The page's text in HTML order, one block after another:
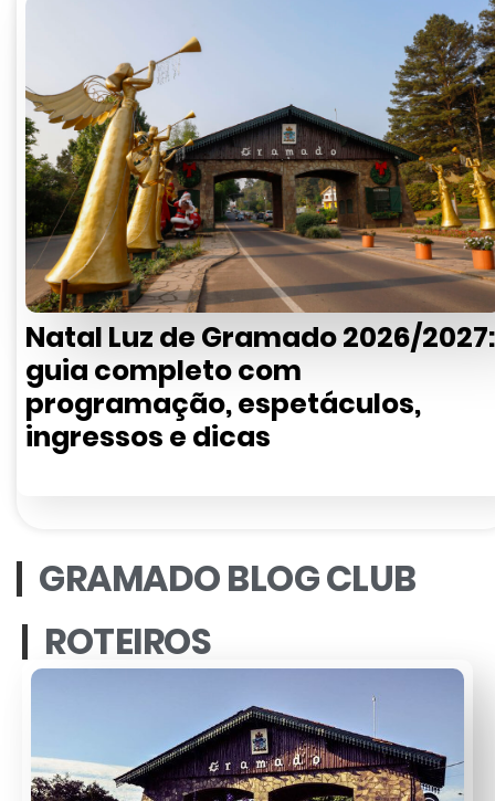
Natal Luz de Gramado 2026/2027:
guia completo com
programação, espetáculos,
ingressos e dicas
GRAMADO BLOG CLUB
ROTEIROS